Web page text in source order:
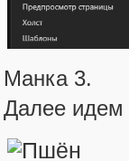
Манка 3.
Далее